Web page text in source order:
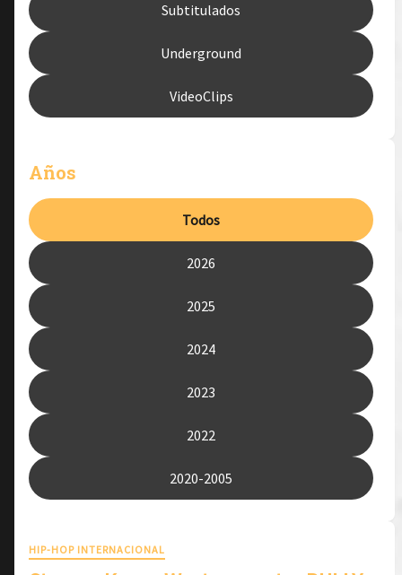
Subtitulados
Underground
VideoClips
Años
Todos
2026
2025
2024
2023
2022
2020-2005
HIP-HOP INTERNACIONAL